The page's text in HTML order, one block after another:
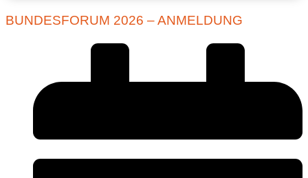
BUNDESFORUM 2026 – ANMELDUNG